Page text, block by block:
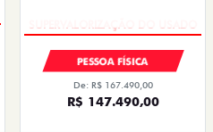
PESSOA FÍSICA
De: R$ 167.490,00
R$ 147.490,00